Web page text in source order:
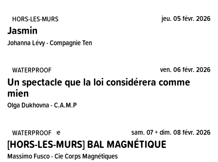
HORS-LES-MURS
Spectacle jeu. 05 févr. 2026
Jasmin
Johanna Lévy - Compagnie Ten
WATERPROOF
Spectacle ven. 06 févr. 2026
Un spectacle que la loi considérera comme
mien
Olga Dukhovna - C.A.M.P
WATERPROOF
Spectacle, Pratique sam. 07 + dim. 08 févr. 2026
[HORS-LES-MURS] BAL MAGNÉTIQUE
Massimo Fusco - Cie Corps Magnétiques